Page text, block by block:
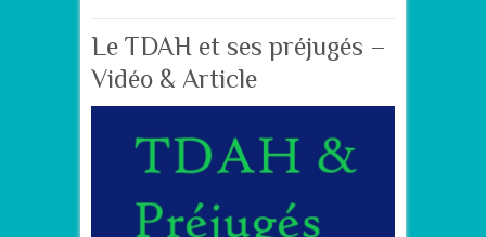
Le TDAH et ses préjugés –
Vidéo & Article